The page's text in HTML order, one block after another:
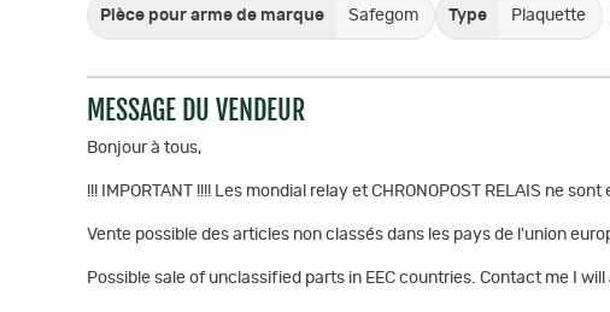
Pièce pour arme de marque Safegom Type Plaquette
MESSAGE DU VENDEUR
Bonjour à tous,
!!! IMPORTANT !!!! Les mondial relay et CHRONOPOST RELAIS ne
Vente possible des articles non classés dans les pays de l'union
Possible sale of unclassified parts in EEC countries. Contact me I